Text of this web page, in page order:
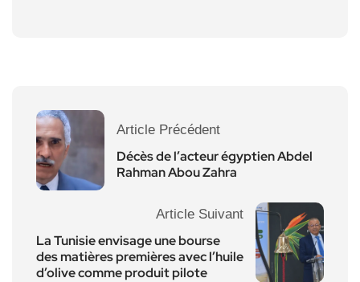
Article Précédent
Décès de l’acteur égyptien Abdel
Rahman Abou Zahra
Article Suivant
La Tunisie envisage une bourse
des matières premières avec l’huile
d’olive comme produit pilote